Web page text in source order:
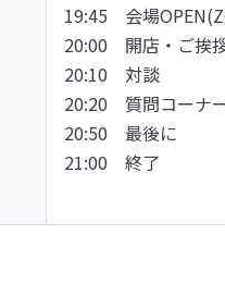
19:45　会場
20:00　開店・
20:10　
20:20　質
20:50　最
21:00